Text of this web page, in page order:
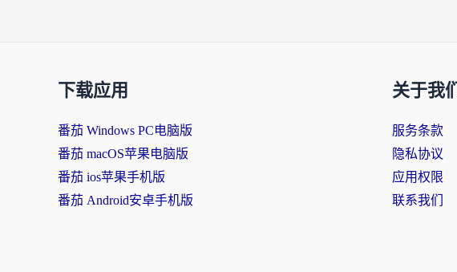
下载应用
番茄 Windows PC电脑版
番茄 macOS苹果电脑版
番茄 ios苹果手机版
番茄 Android安卓手机版
关于我们
服务条款
隐私协议
应用权限
联系我们